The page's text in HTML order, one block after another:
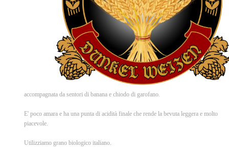
accompagnata da sentori di banana e chiodo di garofano.
E' poco amara e ha una punta di acidità finale che rende la bevuta leggera e molto
piacevole.
Utilizziamo grano biologico italiano.